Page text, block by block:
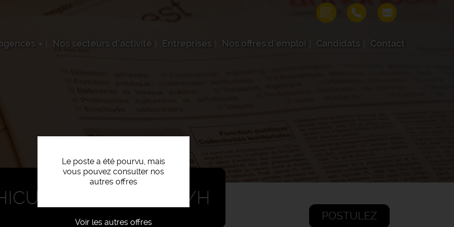
Nos secteurs d'activité Entreprises Nos offres d'emploi Candidats Contact
Le poste a été pourvu, mais
vous pouvez consulter nos
autres offres
Voir les autres offres
POSTULEZ
ET ENGINS F/H